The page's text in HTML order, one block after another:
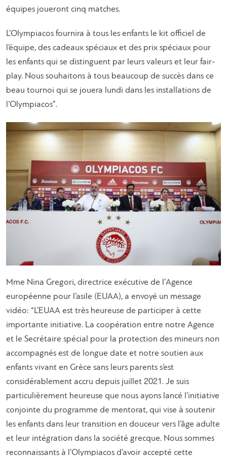
équipes joueront cinq matches.
L’Olympiacos fournira à tous les enfants le kit officiel de
l’équipe, des cadeaux spéciaux et des prix spéciaux pour
les enfants qui se distinguent par leurs valeurs et leur fair-
play. Nous souhaitons à tous beaucoup de succès dans ce
beau tournoi qui se jouera lundi dans les installations de
l’Olympiacos”.
Mme Nina Gregori, directrice exécutive de l’Agence
européenne pour l’asile (EUAA), a envoyé un message
vidéo: “L’EUAA est très heureuse de participer à cette
importante initiative. La coopération entre notre Agence
et le Secrétaire spécial pour la protection des mineurs non
accompagnés est de longue date et notre soutien aux
enfants vivant en Grèce sans leurs parents s’est
considérablement accru depuis juillet 2021. Je suis
particulièrement heureuse que nous ayons lancé l’initiative
conjointe du programme de mentorat, qui vise à soutenir
les enfants dans leur transition en douceur vers l’âge adulte
et leur intégration dans la société grecque. Nous sommes
reconnaissants à l’Olympiacos d’avoir accepté cette